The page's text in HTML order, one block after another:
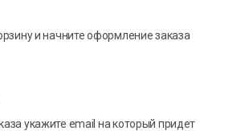
и начните оформление заказа
укажите email на который придет